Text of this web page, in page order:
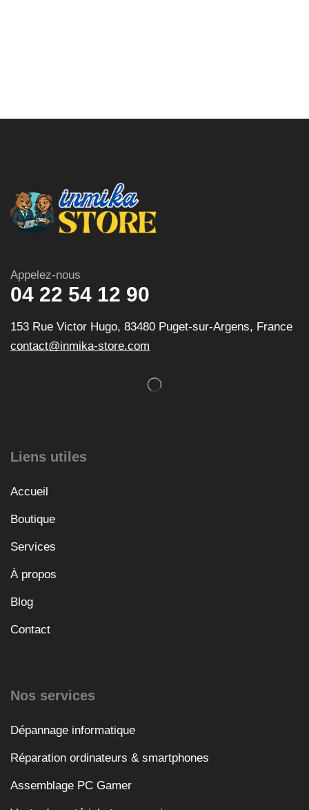
Appelez-nous
04 22 54 12 90
153 Rue Victor Hugo, 83480 Puget-sur-Argens, France
contact@inmika-store.com
Liens utiles
Accueil
Boutique
Services
À propos
Blog
Contact
Nos services
Dépannage informatique
Réparation ordinateurs & smartphones
Assemblage PC Gamer